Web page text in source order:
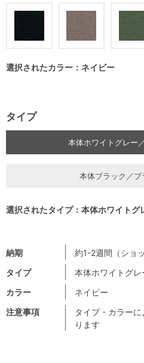
注意事項
タイプ・カラー
ります
納期
約1-2週間（ショ
タイプ
本体ホワイトグ
カラー
ネイビー
選択されたカラー：ネイビー
タイプ
本体ホワイトグレー
本体ブラック／ブ
選択されたタイプ：本体ホワイトグ